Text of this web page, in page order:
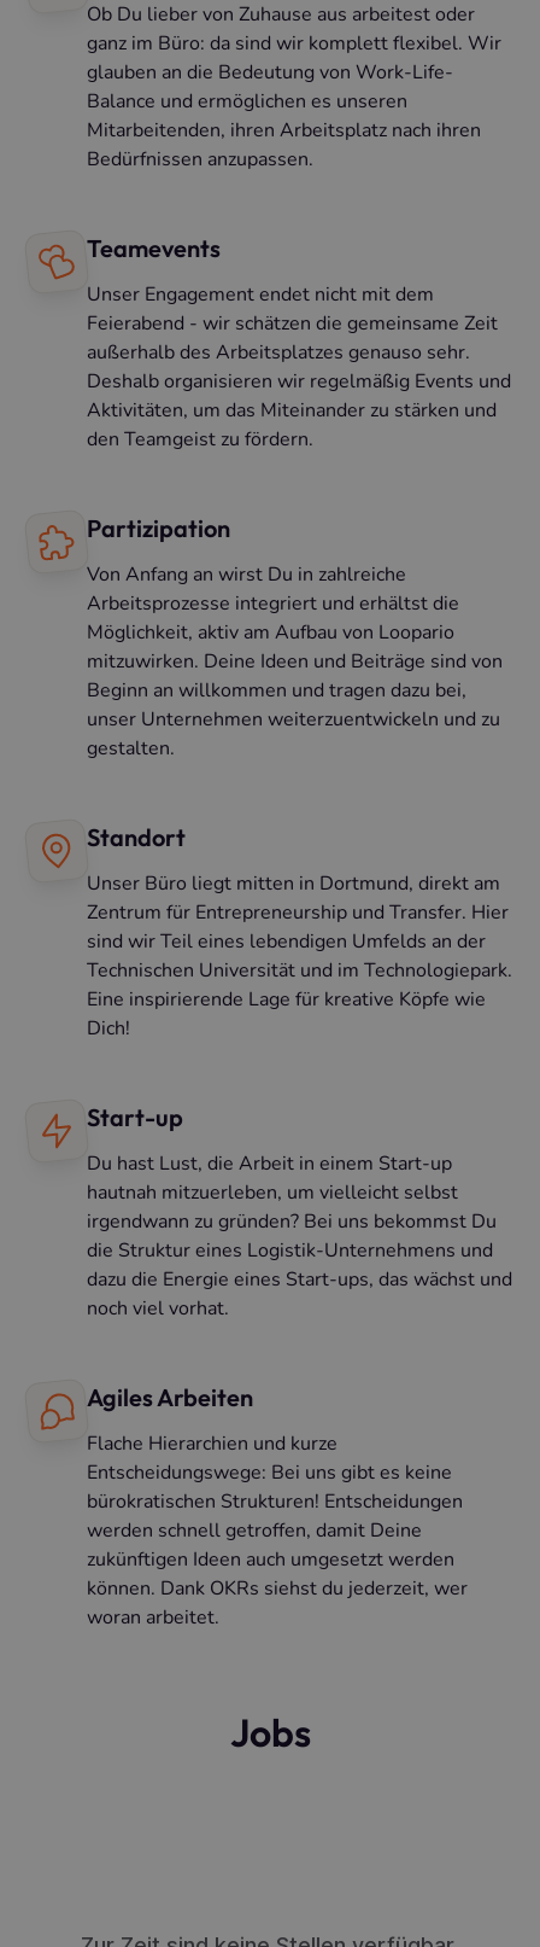
Ob Du lieber von Zuhause aus arbeitest oder
ganz im Büro: da sind wir komplett flexibel. Wir
glauben an die Bedeutung von Work-Life-
Balance und ermöglichen es unseren
Mitarbeitenden, ihren Arbeitsplatz nach ihren
Bedürfnissen anzupassen.
Teamevents
Unser Engagement endet nicht mit dem
Feierabend - wir schätzen die gemeinsame Zeit
außerhalb des Arbeitsplatzes genauso sehr.
Deshalb organisieren wir regelmäßig Events und
Aktivitäten, um das Miteinander zu stärken und
den Teamgeist zu fördern.
Partizipation
Von Anfang an wirst Du in zahlreiche
Arbeitsprozesse integriert und erhältst die
Möglichkeit, aktiv am Aufbau von Loopario
mitzuwirken. Deine Ideen und Beiträge sind von
Beginn an willkommen und tragen dazu bei,
unser Unternehmen weiterzuentwickeln und zu
gestalten.
Standort
Unser Büro liegt mitten in Dortmund, direkt am
Zentrum für Entrepreneurship und Transfer. Hier
sind wir Teil eines lebendigen Umfelds an der
Technischen Universität und im Technologiepark.
Eine inspirierende Lage für kreative Köpfe wie
Dich!
Start-up
Du hast Lust, die Arbeit in einem Start-up
hautnah mitzuerleben, um vielleicht selbst
irgendwann zu gründen? Bei uns bekommst Du
die Struktur eines Logistik-Unternehmens und
dazu die Energie eines Start-ups, das wächst und
noch viel vorhat.
Agiles Arbeiten
Flache Hierarchien und kurze
Entscheidungswege: Bei uns gibt es keine
bürokratischen Strukturen! Entscheidungen
werden schnell getroffen, damit Deine
zukünftigen Ideen auch umgesetzt werden
können. Dank OKRs siehst du jederzeit, wer
woran arbeitet.
Jobs